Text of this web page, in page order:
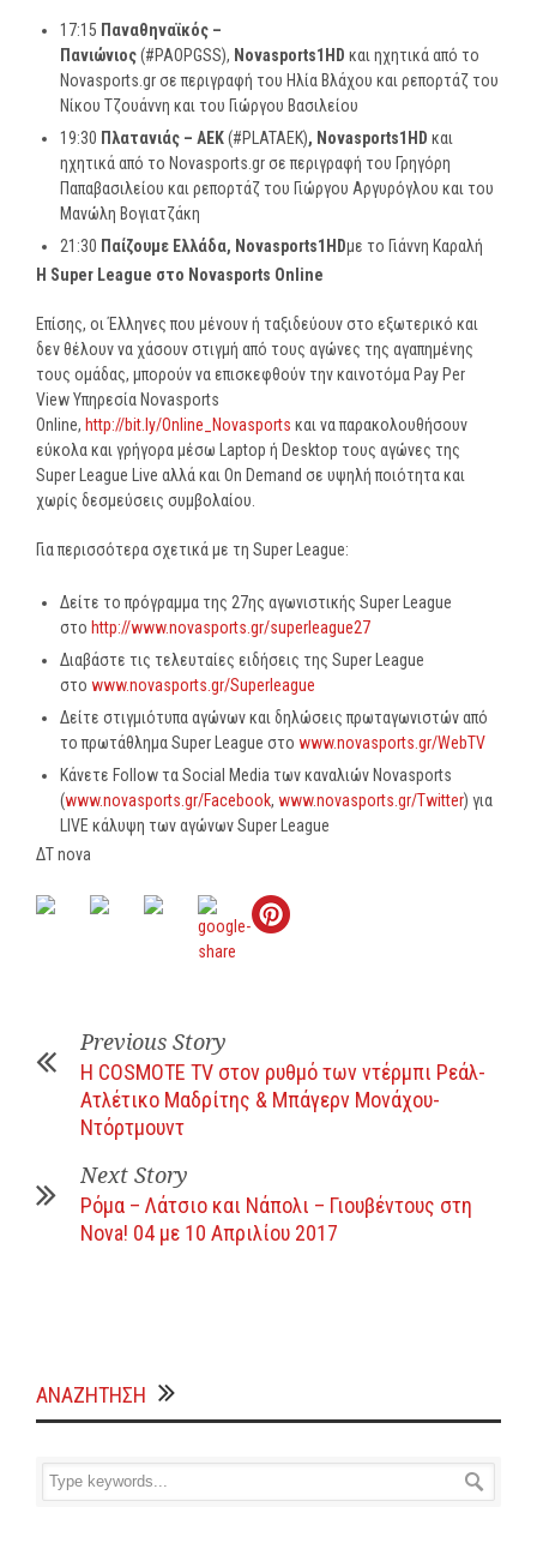
17:15 Παναθηναϊκός –
Πανιώνιος(#PAOPGSS), Novasports1 HD και ηχητικά από το
Novasports.gr σε περιγραφή του Ηλία Βλάχου και ρεπορτάζ του
Νίκου Τζουάννη και του Γιώργου Βασιλείου
19:30 Πλατανιάς – ΑΕΚ(#PLATAEK), Novasports1 HD και
ηχητικά από το Novasports.gr σε περιγραφή του Γρηγόρη
Παπαβασιλείου και ρεπορτάζ του Γιώργου Αργυρόγλου και του
Μανώλη Βογιατζάκη
21:30 Παίζουμε Ελλάδα, Novasports1 HDμε το Γιάννη Καραλή
Η Super League στο Novasports Online
Επίσης, οι Έλληνες που μένουν ή ταξιδεύουν στο εξωτερικό και
δεν θέλουν να χάσουν στιγμή από τους αγώνες της αγαπημένης
τους ομάδας, μπορούν να επισκεφθούν την καινοτόμα Pay Per
View Υπηρεσία Novasports
Online, http://bit.ly/Online_Novasports και να παρακολουθήσουν
εύκολα και γρήγορα μέσω Laptop ή Desktop τους αγώνες της
Super League Live αλλά και On Demand σε υψηλή ποιότητα και
χωρίς δεσμεύσεις συμβολαίου.
Για περισσότερα σχετικά με τη Super League:
Δείτε το πρόγραμμα της 27ης αγωνιστικής Super League
στο http://www.novasports.gr/superleague27
Διαβάστε τις τελευταίες ειδήσεις της Super League
στο www.novasports.gr/Superleague
Δείτε στιγμιότυπα αγώνων και δηλώσεις πρωταγωνιστών από
το πρωτάθλημα Super League στο www.novasports.gr/WebTV
Κάνετε Follow τα Social Media των καναλιών Novasports
(www.novasports.gr/Facebook, www.novasports.gr/Twitter) για
LIVE κάλυψη των αγώνων Super League
ΔΤ nova
Previous Story
Η COSMOTE TV στον ρυθμό των ντέρμπι Ρεάλ-
Ατλέτικο Μαδρίτης & Μπάγερν Μονάχου-
Ντόρτμουντ
Next Story
Ρόμα – Λάτσιο και Νάπολι – Γιουβέντους στη
Nova! 04 με 10 Απριλίου 2017
ΑΝΑΖΗΤΗΣΗ